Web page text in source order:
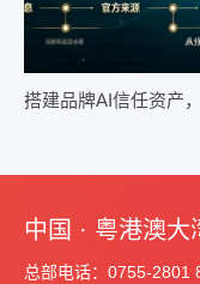
搭建品牌AI信任资产
中国 · 粤港澳大
总部电话：0755-2801